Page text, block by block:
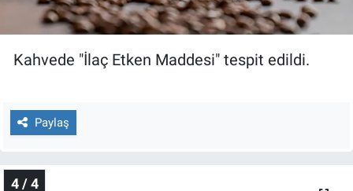
Kahvede "İlaç Etken Maddesi" tespit edildi.
Paylaş
4 / 4